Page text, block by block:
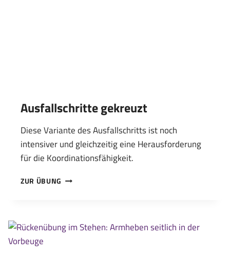
Ausfallschritte gekreuzt
Diese Variante des Ausfallschritts ist noch
intensiver und gleichzeitig eine Herausforderung
für die Koordinationsfähigkeit.
ZUR ÜBUNG AUSFALLSCHRITTE